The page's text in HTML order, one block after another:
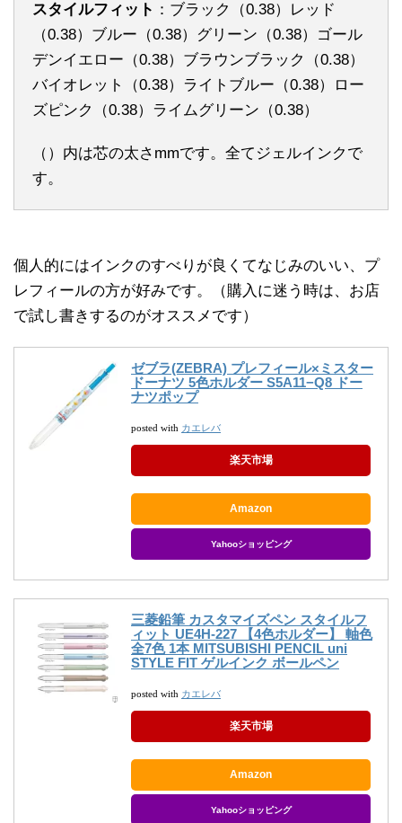
スタイルフィット ：ブラック（0.38）レッド
（0.38）ブルー（0.38）グリーン（0.38）ゴール
デンイエロー（0.38）ブラウンブラック（0.38）
バイオレット（0.38）ライトブルー（0.38）ロー
ズピンク（0.38）ライムグリーン（0.38）
（）内は芯の太さmmです。全てジェルインクで
す。
個人的にはインクのすべりが良くてなじみのいい、プ
レフィールの方が好みです。（購入に迷う時は、お店
で試し書きするのがオススメです）
ゼブラ(ZEBRA) プレフィール×ミスター
ドーナツ 5色ホルダー S5A11−Q8 ドー
ナツポップ
posted with カエレバ
楽天市場
Amazon
Yahooショッピング
三菱鉛筆 カスタマイズペン スタイルフ
ィット UE4H-227 【4色ホルダー】 軸色
全7色 1本 MITSUBISHI PENCIL uni
STYLE FIT ゲルインク ボールペン
posted with カエレバ
楽天市場
Amazon
Yahooショッピング